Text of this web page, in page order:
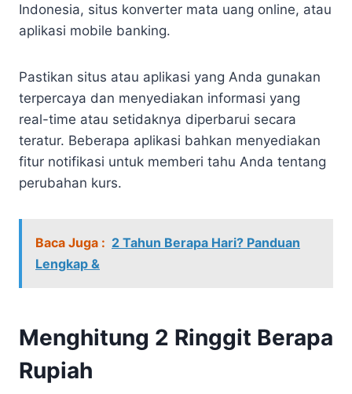
Indonesia, situs konverter mata uang online, atau
aplikasi mobile banking.
Pastikan situs atau aplikasi yang Anda gunakan
terpercaya dan menyediakan informasi yang
real-time atau setidaknya diperbarui secara
teratur. Beberapa aplikasi bahkan menyediakan
fitur notifikasi untuk memberi tahu Anda tentang
perubahan kurs.
Baca Juga : 2 Tahun Berapa Hari? Panduan
Lengkap &
Menghitung 2 Ringgit Berapa
Rupiah